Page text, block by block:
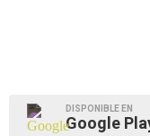
DISPONIBLE EN
Google